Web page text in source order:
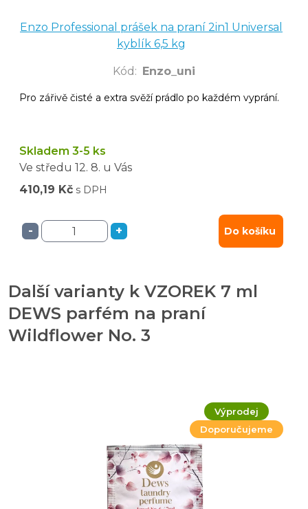
Enzo Professional prášek na praní 2in1 Universal
kyblík 6,5 kg
Kód : Enzo_uni
Pro zářivě čisté a extra svěží prádlo po každém vyprání.
Skladem 3-5 ks
Ve středu 12. 8. u Vás
410,19 Kč s DPH
- + Do košíku
Další varianty k VZOREK 7 ml
DEWS parfém na praní
Wildflower No. 3
Výprodej
Doporučujeme